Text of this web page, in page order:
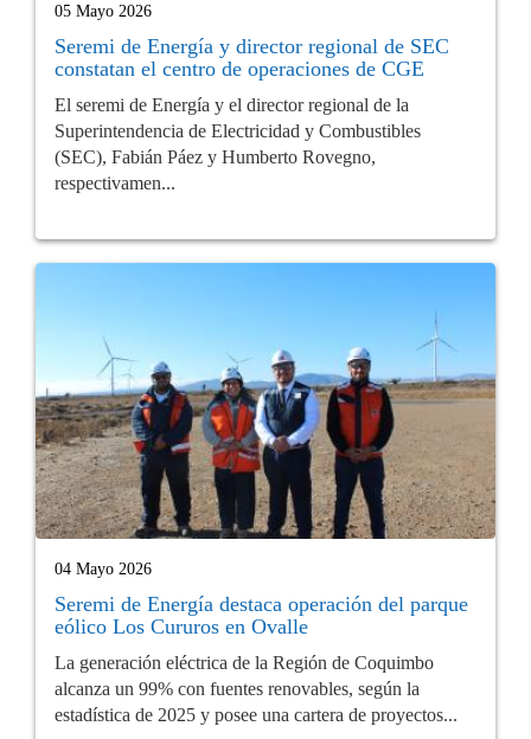
05 Mayo 2026
Seremi de Energía y director regional de SEC
constatan el centro de operaciones de CGE
El seremi de Energía y el director regional de la
Superintendencia de Electricidad y Combustibles
(SEC), Fabián Páez y Humberto Rovegno,
respectivamen...
04 Mayo 2026
Seremi de Energía destaca operación del parque
eólico Los Cururos en Ovalle
La generación eléctrica de la Región de Coquimbo
alcanza un 99% con fuentes renovables, según la
estadística de 2025 y posee una cartera de proyectos...